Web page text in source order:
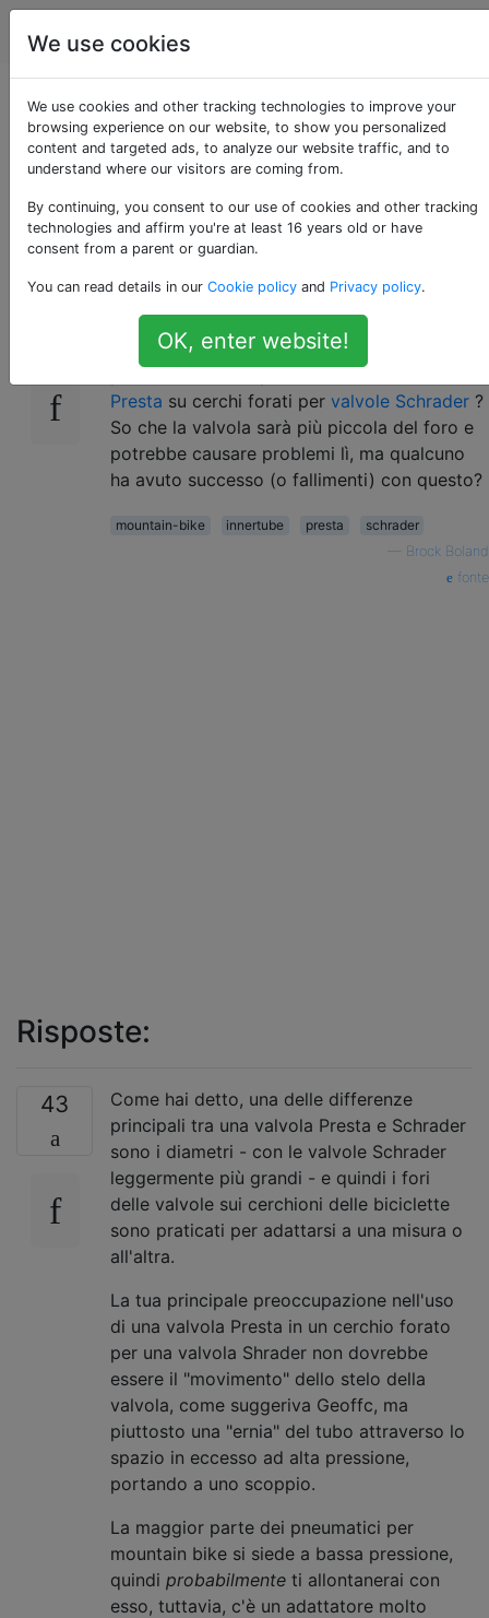
biciclette
Posso usare un tubo
Presta in un cerchio
Schrader?
42
Continuo a perdere pressione nelle mie
gomme e, tra le altre cose, guardo le valvole
nei tubi. È una vecchia mountain bike con
pneumatici da 26 pollici. Posso usare i
Presta su cerchi forati per valvole Schrader ?
So che la valvola sarà più piccola del foro e
potrebbe causare problemi lì, ma qualcuno
ha avuto successo (o fallimenti) con questo?
mountain-bike innertube presta
schrader
Brock Boland
fonte
Risposte:
43
Come hai detto, una delle differenze
principali tra una valvola Presta e Schrader
sono i diametri - con le valvole Schrader
leggermente più grandi - e quindi i fori
delle valvole sui cerchioni delle biciclette
sono praticati per adattarsi a una misura o
all'altra.
La tua principale preoccupazione nell'uso
di una valvola Presta in un cerchio forato
per una valvola Shrader non dovrebbe
essere il "movimento" dello stelo della
valvola, come suggeriva Geoffc, ma
piuttosto una "ernia" del tubo attraverso lo
spazio in eccesso ad alta pressione,
portando a uno scoppio.
La maggior parte dei pneumatici per
mountain bike si siede a bassa pressione,
quindi probabilmente ti allontanerai con
esso, tuttavia, c'è un adattatore molto
We use cookies
We use cookies and other tracking technologies to improve your
browsing experience on our website, to show you personalized
content and targeted ads, to analyze our website traffic, and to
understand where our visitors are coming from.
By continuing, you consent to our use of cookies and other tracking
technologies and affirm you're at least 16 years old or have
consent from a parent or guardian.
You can read details in our Cookie policy and Privacy policy.
OK, enter website!